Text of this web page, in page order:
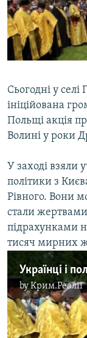
ВІДЕОУРОКИ
СВІДЧЕННЯ
УКРАЇНСЬКА
Русский
Qırımtatar
Усі сайти
Сьогодні у селі
ініційована
Польщі акція
Волині у роки
У заході взяли
політики з
Рівного. Вони
стали жертвами
підрахунками
тисяч мирних
byКрим.Реалії
No